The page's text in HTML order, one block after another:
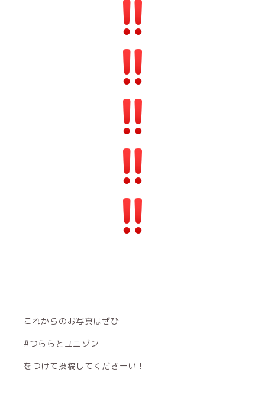
これからのお写真はぜひ
#つららとユニゾン
をつけて投稿してくださーい！